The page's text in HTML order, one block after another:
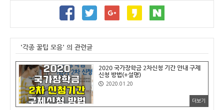
'각종 꿀팁 모음' 의 관련글
2020 국가장학금 2차신청 기간 안내 구제
신청 방법(+설명)
2020.01.20
더보기